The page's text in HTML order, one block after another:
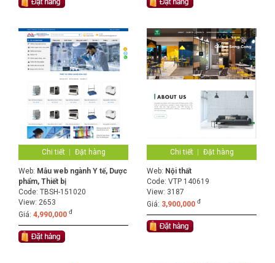
Chi tiết Đặt hàng
Web: Mẫu web ngành Y tế, Dược
phẩm, Thiết bị
Code: TBSH-151020
View: 2653
Giá: 4,990,000 đ
Chi tiết Đặt hàng
Web: Nội thất
Code: VTP 140619
View: 3187
Giá: 3,900,000 đ